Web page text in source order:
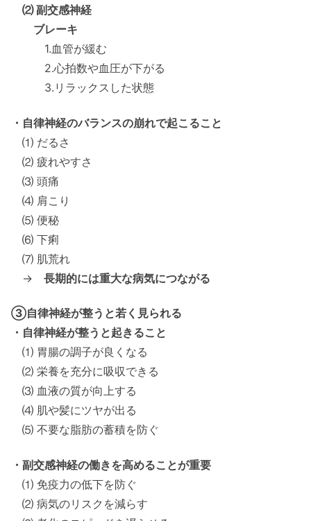
⑵ 副交感神経
ブレーキ
1.血管が緩む
2.心拍数や血圧が下がる
3.リラックスした状態
・自律神経のバランスの崩れで起こること
⑴ だるさ
⑵ 疲れやすさ
⑶ 頭痛
⑷ 肩こり
⑸ 便秘
⑹ 下痢
⑺ 肌荒れ
→ 長期的には重大な病気につながる
③自律神経が整うと若く見られる
・自律神経が整うと起きること
⑴ 胃腸の調子が良くなる
⑵ 栄養を充分に吸収できる
⑶ 血液の質が向上する
⑷ 肌や髪にツヤが出る
⑸ 不要な脂肪の蓄積を防ぐ
・副交感神経の働きを高めることが重要
⑴ 免疫力の低下を防ぐ
⑵ 病気のリスクを減らす